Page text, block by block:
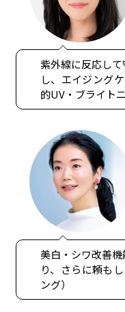
紫外線に反応し
し、エイジング
的UV・ブライトニ
美白・シワ改善
り、さらに頼も
ング）